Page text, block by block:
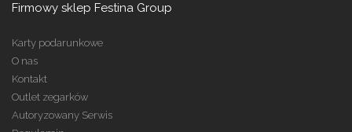
Firmowy sklep Festina Group
Karty podarunkowe
O nas
Kontakt
Outlet zegarków
Autoryzowany Serwis